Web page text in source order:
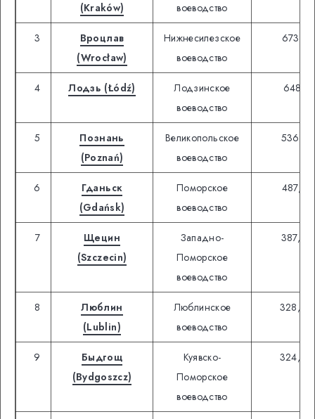
(Kraków)
воеводство
3
Вроцлав
(Wrocław)
Нижнесилезское
воеводство
4 Лодзь (Łódź)
Лодзинское
воеводство
5
Познань
(Poznań)
Великопольское
воеводство
6
Гданьск
(Gdańsk)
Поморское
воеводство
7
Щецин
(Szczecin)
Западно-
Поморское
воеводство
8
Люблин
(Lublin)
Люблинское
воеводство
9
Быдгощ
(Bydgoszcz)
Куявско-
Поморское
воеводство